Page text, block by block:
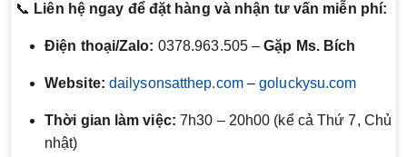
📞 Liên hệ ngay để đặt hàng và nhận tư vấn miễn phí:
Điện thoại/Zalo: 0378.963.505 –Gặp Ms. Bích
Website: dailysonsatthep.com–goluckysu.com
Thời gian làm việc: 7h30 – 20h00 (kể cả Thứ 7, Chủ
nhật)